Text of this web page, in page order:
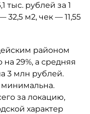
тыс. рублей за 1
м2, чек — 11,55
районом
29%, а средняя
3 млн рублей.
за локацию,
характер